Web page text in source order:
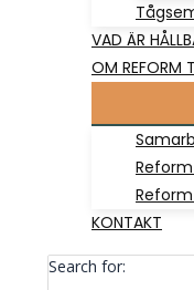
VAD ÄR
OM REFORM
KONTAKT
Search for: